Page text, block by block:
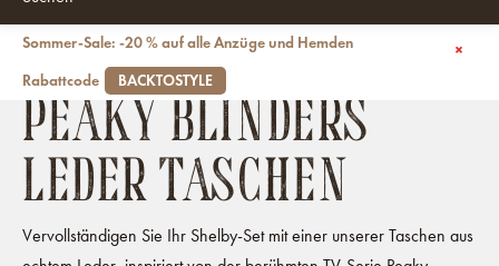
Sommer-Sale: -20 % auf alle Anzüge und Hemden
Rabattcode
BACKTOSTYLE
Taschen Leder Taschen
PEAKY BLINDERS
LEDER TASCHEN
Vervollständigen Sie Ihr Shelby-Set mit einer unserer Taschen aus